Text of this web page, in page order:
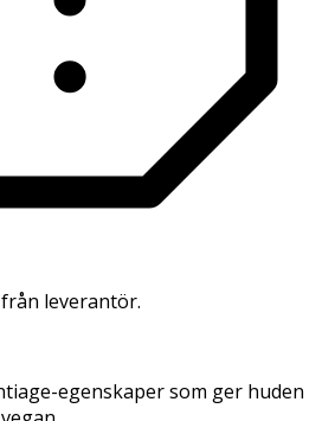
leverantör.
egenskaper som ger huden